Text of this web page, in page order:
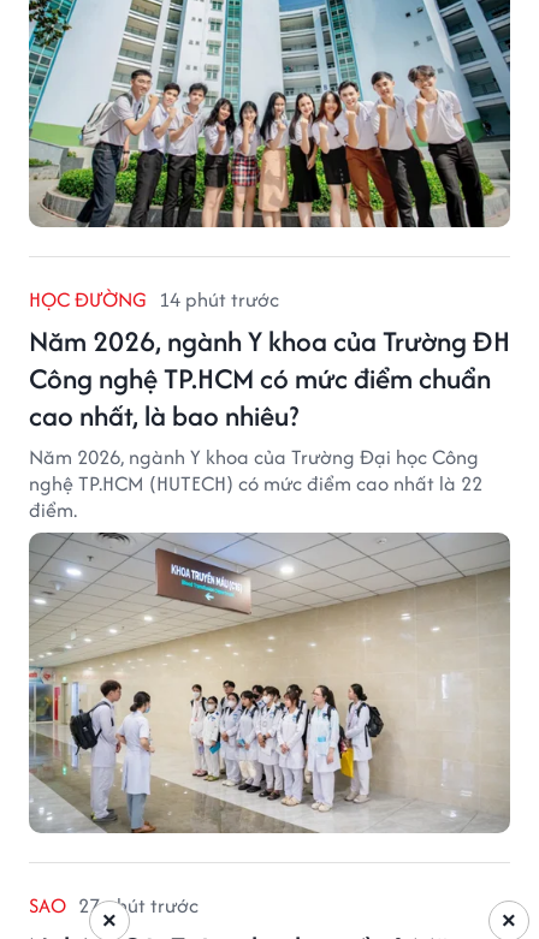
HỌC ĐƯỜNG 14 phút trước
Năm 2026, ngành Y khoa của Trường ĐH
Công nghệ TP.HCM có mức điểm chuẩn
cao nhất, là bao nhiêu?
Năm 2026, ngành Y khoa của Trường Đại học Công
nghệ TP.HCM (HUTECH) có mức điểm cao nhất là 22
điểm.
SAO 27 phút trước
×
×